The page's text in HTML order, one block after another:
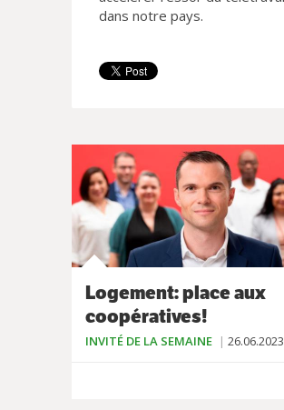
dans notre pays.
Logement: place aux
coopératives!
INVITÉ DE LA SEMAINE 26.06.2023